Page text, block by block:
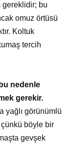
gereklidir; bu
omuz örtüsü
Koltuk
tercih
nedenle
gerekir.
yağlı görünümlü
çünkü böyle bir
gevşek